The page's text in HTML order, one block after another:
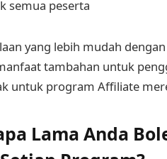
semua peserta
yang lebih mudah
tambahan untuk
untuk program Affiliate
Lama Anda